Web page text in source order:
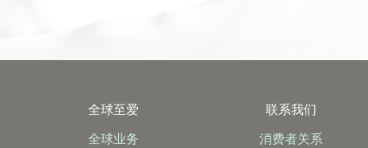
全球至爱
全球业务
联系我们
消费者关系